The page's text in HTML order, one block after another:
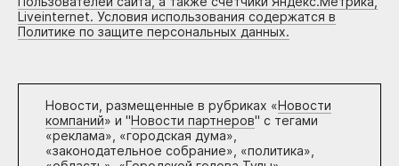
Liveinternet. Условия использования содержатся в
Политике по защите персональных данных.
Новости, размещенные в рубриках «Новости
компаний» и "Новости партнеров" с тегами
«реклама», «городская дума»,
«законодательное собрание», «политика»,